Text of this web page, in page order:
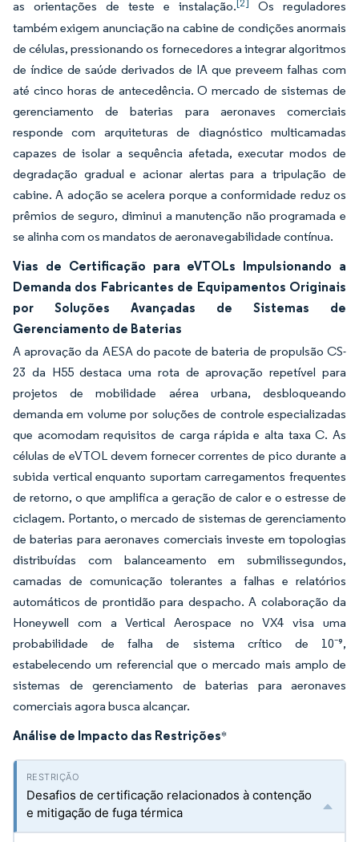
as orientações de teste e instalação.
Os reguladores
também exigem anunciação na cabine de condições anormais
de células, pressionando os fornecedores a integrar algoritmos
de índice de saúde derivados de IA que preveem falhas com
até cinco horas de antecedência. O mercado de sistemas de
gerenciamento de baterias para aeronaves comerciais
responde com arquiteturas de diagnóstico multicamadas
capazes de isolar a sequência afetada, executar modos de
degradação gradual e acionar alertas para a tripulação de
cabine. A adoção se acelera porque a conformidade reduz os
prêmios de seguro, diminui a manutenção não programada e
se alinha com os mandatos de aeronavegabilidade contínua.
Vias de Certificação para eVTOLs Impulsionando a
Demanda dos Fabricantes de Equipamentos Originais
por Soluções Avançadas de Sistemas de
Gerenciamento de Baterias
A aprovação da AESA do pacote de bateria de propulsão CS-
23 da H55 destaca uma rota de aprovação repetível para
projetos de mobilidade aérea urbana, desbloqueando
demanda em volume por soluções de controle especializadas
que acomodam requisitos de carga rápida e alta taxa C. As
células de eVTOL devem fornecer correntes de pico durante a
subida vertical enquanto suportam carregamentos frequentes
de retorno, o que amplifica a geração de calor e o estresse de
ciclagem. Portanto, o mercado de sistemas de gerenciamento
de baterias para aeronaves comerciais investe em topologias
distribuídas com balanceamento em submilissegundos,
camadas de comunicação tolerantes a falhas e relatórios
automáticos de prontidão para despacho. A colaboração da
Honeywell com a Vertical Aerospace no VX4 visa uma
probabilidade de falha de sistema crítico de 10⁻⁹,
estabelecendo um referencial que o mercado mais amplo de
sistemas de gerenciamento de baterias para aeronaves
comerciais agora busca alcançar.
Análise de Impacto das Restrições*
Desafios de certificação relacionados à contenção
e mitigação de fuga térmica